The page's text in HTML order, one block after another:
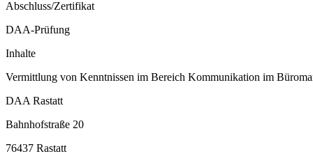
Abschluss/Zertifikat
DAA-Prüfung
Inhalte
Vermittlung von Kenntnissen im Bereich Kommunikation im
DAA Rastatt
Bahnhofstraße 20
76437 Rastatt